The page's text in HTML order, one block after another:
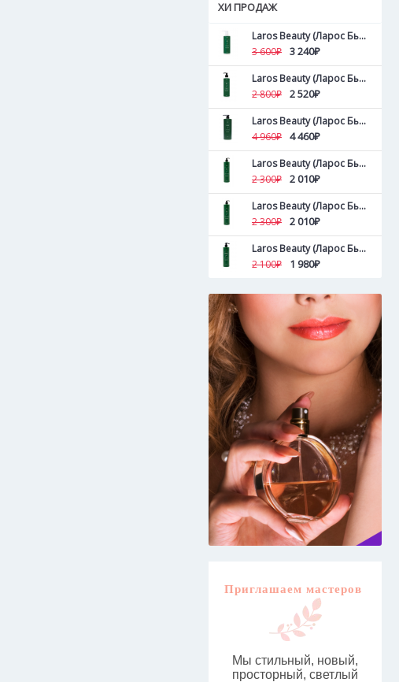
ХИ ПРОДАЖ
Laros Beauty (Ларос Бьюти ) Пилинг для кожи головы и волос Tea Tree Hair&Scalp Peel 500 мл
3 600₽ 3 240₽
Laros Beauty (Ларос Бьюти ) Пилинг для кожи головы и волос Tea Tree Hair&Scalp Peel 300 мл
2 800₽ 2 520₽
Laros Beauty (Ларос Бьюти ) Увлажняющий кондиционер Lavender Blossom Conditioner 1000 мл
4 960₽ 4 460₽
Laros Beauty (Ларос Бьюти ) Объемообразующий кондиционер Lemon Tree Conditioner 500 мл
2 300₽ 2 010₽
Laros Beauty (Ларос Бьюти ) Тонизирующий кондиционер Tea Tree Conditioner 500 мл
2 300₽ 2 010₽
Laros Beauty (Ларос Бьюти ) Тонизирующий кондиционер Tea Tree Conditioner 300 мл
2 100₽
1 980₽
Приглашаем мастеров
Мы стильный, новый,
просторный, светлый